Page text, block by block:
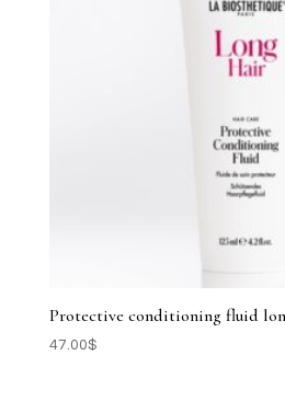
Protective conditioning fluid
47.00$